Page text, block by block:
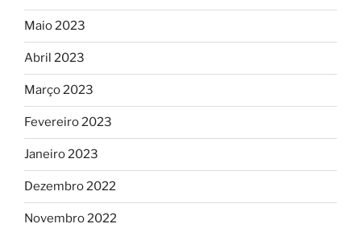
Maio 2023
Abril 2023
Março 2023
Fevereiro 2023
Janeiro 2023
Dezembro 2022
Novembro 2022